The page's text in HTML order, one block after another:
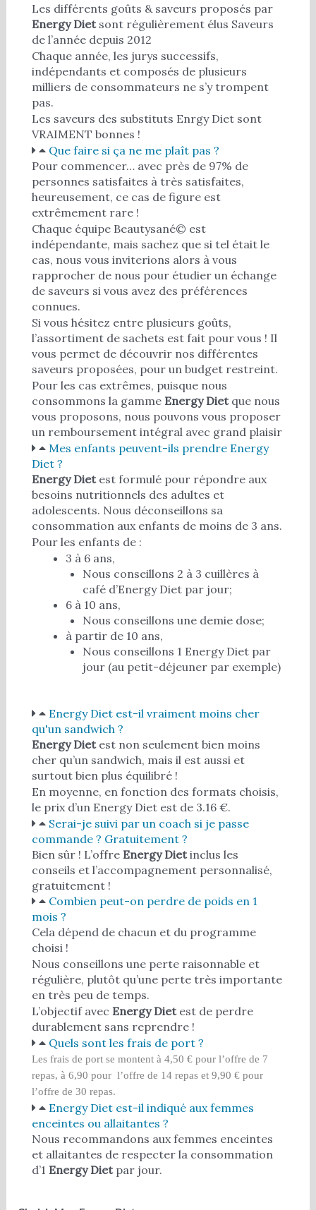
Les différents goûts & saveurs proposés par
Energy Dietsont régulièrement élus Saveurs
de l’année depuis 2012
Chaque année, les jurys successifs,
indépendants et composés de plusieurs
milliers de consommateurs ne s’y trompent
pas.
Les saveurs des substituts Enrgy Diet sont
VRAIMENT bonnes !
Que faire si ça ne me plaît pas ?
Pour commencer… avec près de 97% de
personnes satisfaites à très satisfaites,
heureusement, ce cas de figure est
extrêmement rare !
Chaque équipe Beautysané© est
indépendante, mais sachez que si tel était le
cas, nous vous inviterions alors à vous
rapprocher de nous pour étudier un échange
de saveurs si vous avez des préférences
connues.
Si vous hésitez entre plusieurs goûts,
l’assortiment de sachets est fait pour vous ! Il
vous permet de découvrir nos différentes
saveurs proposées, pour un budget restreint.
Pour les cas extrêmes, puisque nous
consommons la gamme Energy Dietque nous
vous proposons, nous pouvons vous proposer
un remboursement intégral avec grand plaisir
Mes enfants peuvent-ils prendre Energy
Diet ?
Energy Dietest formulé pour répondre aux
besoins nutritionnels des adultes et
adolescents. Nous déconseillons sa
consommation aux enfants de moins de 3 ans.
Pour les enfants de :
3 à 6 ans,
Nous conseillons 2 à 3 cuillères à
café d’Energy Diet par jour;
6 à 10 ans,
Nous conseillons une demie dose;
à partir de 10 ans,
Nous conseillons 1 Energy Diet par
jour (au petit-déjeuner par exemple)
Energy Diet est-il vraiment moins cher
qu'un sandwich ?
Energy Dietest non seulement bien moins
cher qu’un sandwich, mais il est aussi et
surtout bien plus équilibré !
En moyenne, en fonction des formats choisis,
le prix d’un Energy Diet est de 3.16 €.
Serai-je suivi par un coach si je passe
commande ? Gratuitement ?
Bien sûr ! L’offre Energy Dietinclus les
conseils et l’accompagnement personnalisé,
gratuitement !
Combien peut-on perdre de poids en 1
mois ?
Cela dépend de chacun et du programme
choisi !
Nous conseillons une perte raisonnable et
régulière, plutôt qu’une perte très importante
en très peu de temps.
L’objectif avec Energy Dietest de perdre
durablement sans reprendre !
Quels sont les frais de port ?
Les frais de port se montent à 4,50 € pour l’offre de 7
repas, à 6,90 pour l’offre de 14 repas et 9,90 € pour
l’offre de 30 repas.
Energy Diet est-il indiqué aux femmes
enceintes ou allaitantes ?
Nous recommandons aux femmes enceintes
et allaitantes de respecter la consommation
d’1 Energy Dietpar jour.